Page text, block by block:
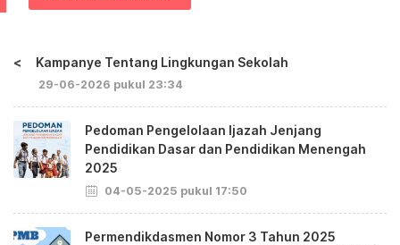
< Kampanye Tentang Lingkungan Sekolah
29-06-2026 pukul 23:34
Pedoman Pengelolaan Ijazah Jenjang
Pendidikan Dasar dan Pendidikan Menengah
2025
04-05-2025 pukul 17:50
Permendikdasmen Nomor 3 Tahun 2025